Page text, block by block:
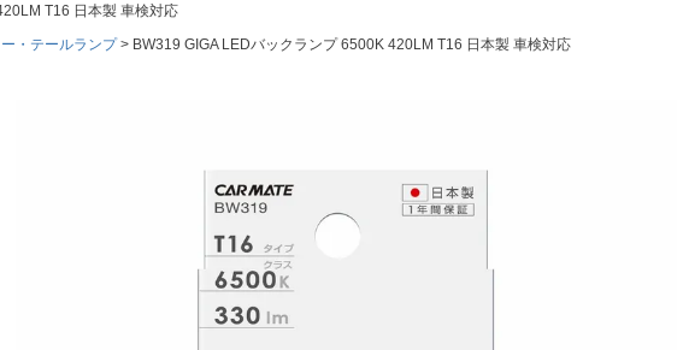
T16 日本製 車検対応
・テールランプ BW319 GIGA LEDバックランプ 6500K 420LM T16 日本製 車検対応